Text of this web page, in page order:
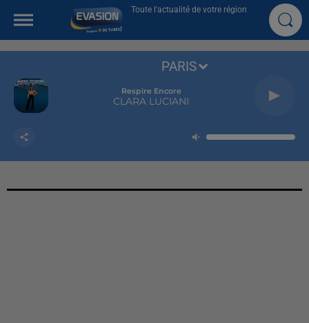
Toute l'actualité de votre région
Respire Encore
CLARA LUCIANI
PARIS